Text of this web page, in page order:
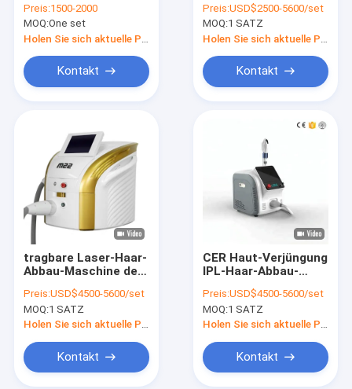
mit 9 Filtern
Preis:1500-2000
MOQ:One set
Kontakt
Preis:USD$2500-5600/set
MOQ:1 SATZ
Kontakt
tragbare Laser-Haar-
Abbau-Maschine der
anhebende
Gesichtshaut
Preis:USD$4500-5600/set
MOQ:1 SATZ
Kontakt
CER Haut-Verjüngung
IPL-Haar-Abbau-
1500W
Preis:USD$4500-5600/set
MOQ:1 SATZ
Kontakt